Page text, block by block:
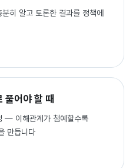
히 알고 토론한 결과를 정책에
풀어야 할 때
— 이해관계가 첨예할수록
만듭니다